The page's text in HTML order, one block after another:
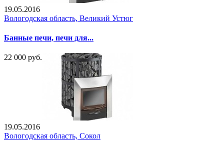
19.05.2016
Вологодская область, Великий Устюг
Банные печи, печи для...
22 000 руб.
19.05.2016
Вологодская область, Сокол